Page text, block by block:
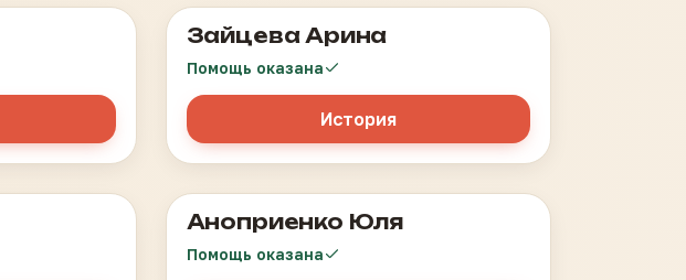
Лейкоз
Зайцева Арина
Помощь оказана
История
Нейрофиброма области шеи
Аноприенко Юля
Помощь оказана